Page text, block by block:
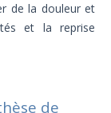
de la douleur et
et la reprise
de